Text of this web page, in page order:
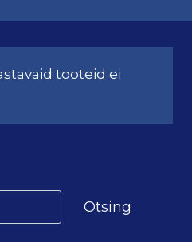
tooteid ei
Otsing